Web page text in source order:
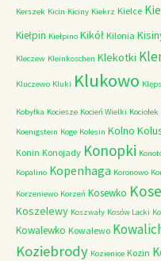
Kerszek Kicin Kiciny Kiekrz Kielce
Kiełpin Kiełpino Kikół Kilonia
Kleczew Kleinkoschen Klekotki
Kluczewo Kluki Klukowo
Kobyłka Kociesze Kocień Wielki Kociołek
Koenigstein Koge Kolesin Kolno
Konin Konojady Konopki
Kopalino Kopenhaga Koronowo
Korzeniewo Korzeń Kosewko
Koszelewy Koszwały Kosów Lacki
Kowalewko Kowalewo
Koziebrody Kozienice Kozin